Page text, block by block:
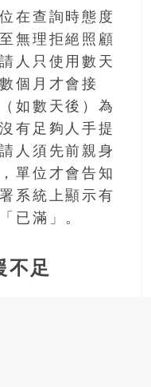
在查詢時態度
無理拒絕照顧
人只使用數天
個月才會接
如數天後）為
有足夠人手提
人須先前親身
單位才會告知
系統上顯示有
已滿」。
不足